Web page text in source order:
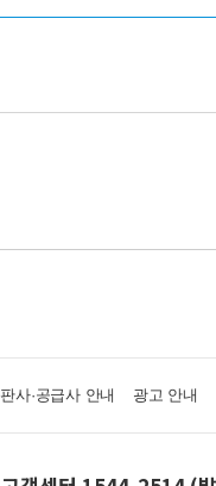
사·공급사 안내 광고 안내